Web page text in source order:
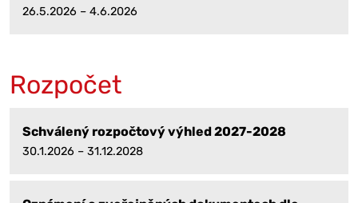
26.5.2026 – 4.6.2026
Rozpočet
Schválený rozpočtový výhled 2027-2028
30.1.2026 – 31.12.2028